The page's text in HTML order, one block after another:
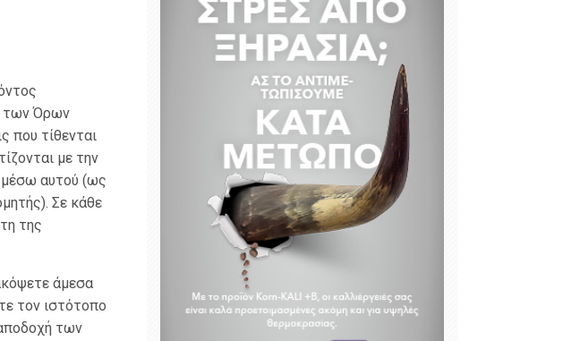
των Όρων
που τίθενται
με την
μέσω αυτού (ως
Σε κάθε
της
άμεσα
τον ιστότοπο
των